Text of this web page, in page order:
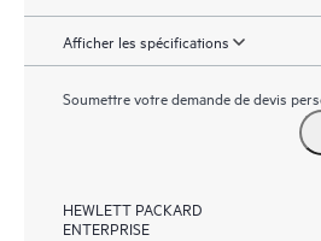
Afficher les spécifications
Soumettre votre demande de devis
HEWLETT PACKARD
ENTERPRISE